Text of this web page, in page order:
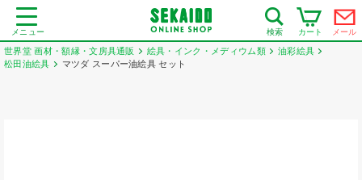
メニュー 検索 カート メール
世界堂 画材・額縁・文房具通販 絵具・インク・メディウム類
油彩絵具
松田油絵具
マツダ スーパー油絵具 セット